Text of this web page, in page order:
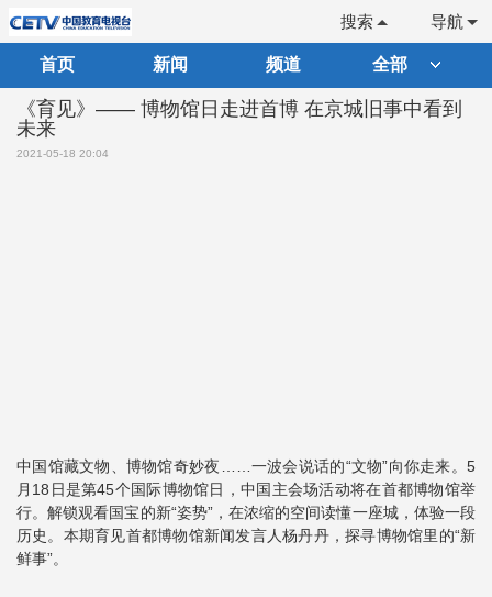
导航
搜索
首页 新闻 频道 全部
《育见》—— 博物馆日走进首博 在京城旧事中看到
未来
2021-05-18 20:04
中国馆藏文物、博物馆奇妙夜……一波会说话的“文物”向你走来。5
月18日是第45个国际博物馆日，中国主会场活动将在首都博物馆举
行。解锁观看国宝的新“姿势”，在浓缩的空间读懂一座城，体验一段
历史。本期育见首都博物馆新闻发言人杨丹丹，探寻博物馆里的“新
鲜事”。